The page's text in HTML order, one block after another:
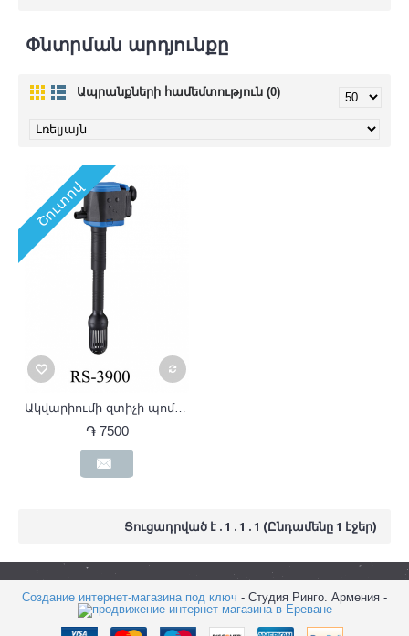
Փնտրման արդյունքը
Ապրանքների համեմտություն (0)
Շուտով
Ակվարիումի զտիչի պոմպ RS-3900
֏ 7500
Ցուցադրված է . 1 . 1 . 1 (Ընդամենը 1 էջեր)
Создание интернет-магазина под ключ - Студия Ринго. Армения -